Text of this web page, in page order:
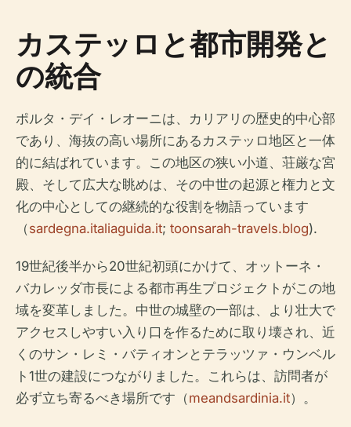
カステッロと都市開発と
の統合
ポルタ・デイ・レオーニは、カリアリの歴史的中心部
であり、海抜の高い場所にあるカステッロ地区と一体
的に結ばれています。この地区の狭い小道、荘厳な宮
殿、そして広大な眺めは、その中世の起源と権力と文
化の中心としての継続的な役割を物語っています
（sardegna.italiaguida.it; toonsarah-travels.blog).
19世紀後半から20世紀初頭にかけて、オットーネ・
バカレッダ市長による都市再生プロジェクトがこの地
域を変革しました。中世の城壁の一部は、より壮大で
アクセスしやすい入り口を作るために取り壊され、近
くのサン・レミ・バティオンとテラッツァ・ウンベル
ト1世の建設につながりました。これらは、訪問者が
必ず立ち寄るべき場所です（meandsardinia.it）。